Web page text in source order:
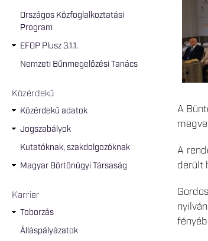
Országos Közfoglalkoztatási
Program
EFOP Plusz 3.1.1.
Nemzeti Bűnmegelőzési Tanács
Közérdekű
Közérdekű adatok
Jogszabályok
Kutatóknak, szakdolgozóknak
Magyar Börtönügyi Társaság
Karrier
Toborzás
Álláspályázatok
A
A
derült